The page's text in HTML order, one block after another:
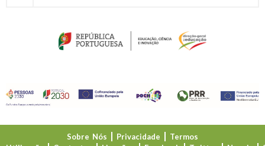
Sobre Nós Privacidade
Termos